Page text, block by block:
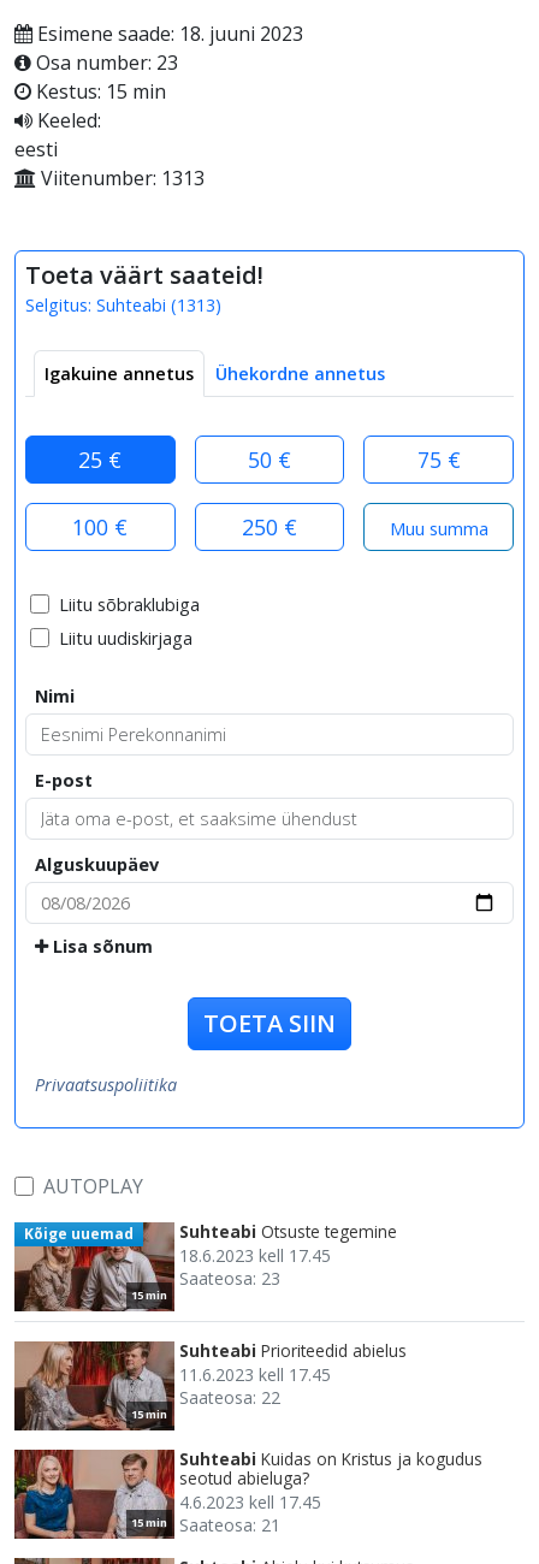
Esimene saade: 18. juuni 2023
Osa number: 23
Kestus: 15 min
Keeled:
eesti
Viitenumber: 1313
Toeta väärt saateid!
Selgitus: Suhteabi (1313)
Igakuine annetus Ühekordne annetus
25 € 50 € 75 €
100 € 250 €
Liitu sõbraklubiga
Liitu uudiskirjaga
Nimi
E-post
Alguskuupäev
Lisa sõnum
TOETA SIIN
Privaatsuspoliitika
AUTOPLAY
15 min
Kõige uuemad Suhteabi Otsuste tegemine
18.6.2023 kell 17.45
Saateosa: 23
15 min
Suhteabi Prioriteedid abielus
11.6.2023 kell 17.45
Saateosa: 22
15 min
Suhteabi Kuidas on Kristus ja kogudus
seotud abieluga?
4.6.2023 kell 17.45
Saateosa: 21